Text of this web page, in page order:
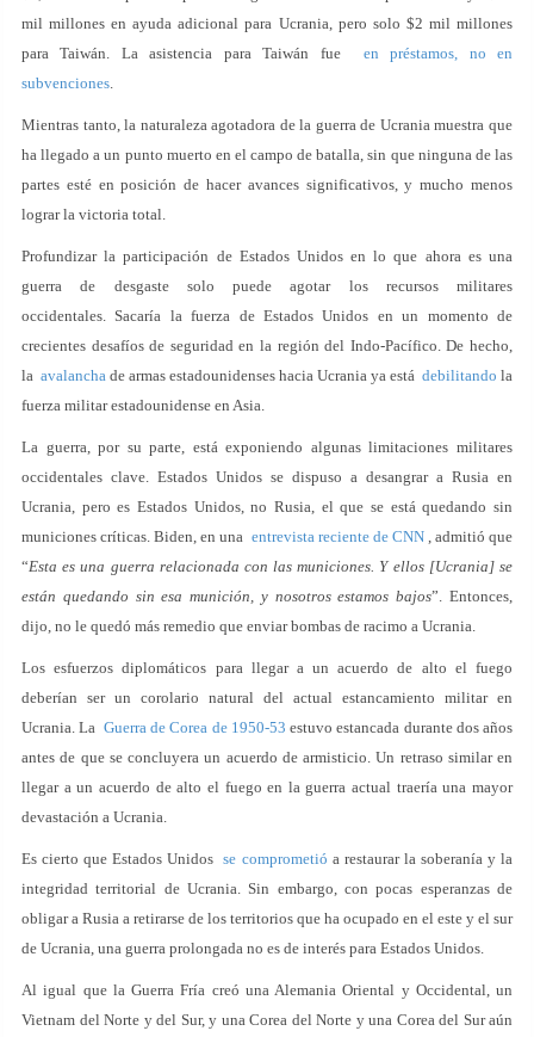
mil millones en ayuda adicional para Ucrania, pero solo $2 mil millones
para Taiwán. La asistencia para Taiwán fue en préstamos, no en
subvenciones.
Mientras tanto, la naturaleza agotadora de la guerra de Ucrania muestra que
ha llegado a un punto muerto en el campo de batalla, sin que ninguna de las
partes esté en posición de hacer avances significativos, y mucho menos
lograr la victoria total.
Profundizar la participación de Estados Unidos en lo que ahora es una
guerra de desgaste solo puede agotar los recursos militares
occidentales. Sacaría la fuerza de Estados Unidos en un momento de
crecientes desafíos de seguridad en la región del Indo-Pacífico. De hecho,
la avalancha de armas estadounidenses hacia Ucrania ya está debilitando la
fuerza militar estadounidense en Asia.
La guerra, por su parte, está exponiendo algunas limitaciones militares
occidentales clave. Estados Unidos se dispuso a desangrar a Rusia en
Ucrania, pero es Estados Unidos, no Rusia, el que se está quedando sin
municiones críticas. Biden, en una entrevista reciente de CNN, admitió que
“Esta es una guerra relacionada con las municiones. Y ellos [Ucrania] se
están quedando sin esa munición, y nosotros estamos bajos”. Entonces,
dijo, no le quedó más remedio que enviar bombas de racimo a Ucrania.
Los esfuerzos diplomáticos para llegar a un acuerdo de alto el fuego
deberían ser un corolario natural del actual estancamiento militar en
Ucrania. La Guerra de Corea de 1950-53 estuvo estancada durante dos años
antes de que se concluyera un acuerdo de armisticio. Un retraso similar en
llegar a un acuerdo de alto el fuego en la guerra actual traería una mayor
devastación a Ucrania.
Es cierto que Estados Unidosse comprometió a restaurar la soberanía y la
integridad territorial de Ucrania. Sin embargo, con pocas esperanzas de
obligar a Rusia a retirarse de los territorios que ha ocupado en el este y el sur
de Ucrania, una guerra prolongada no es de interés para Estados Unidos.
Al igual que la Guerra Fría creó una Alemania Oriental y Occidental, un
Vietnam del Norte y del Sur, y una Corea del Norte y una Corea del Sur aún